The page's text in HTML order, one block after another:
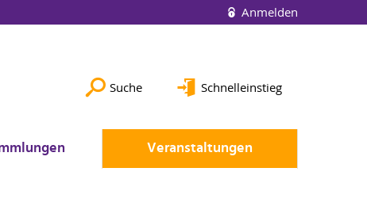
Anmelden
Suche Schnelleinstieg
Veranstaltungen